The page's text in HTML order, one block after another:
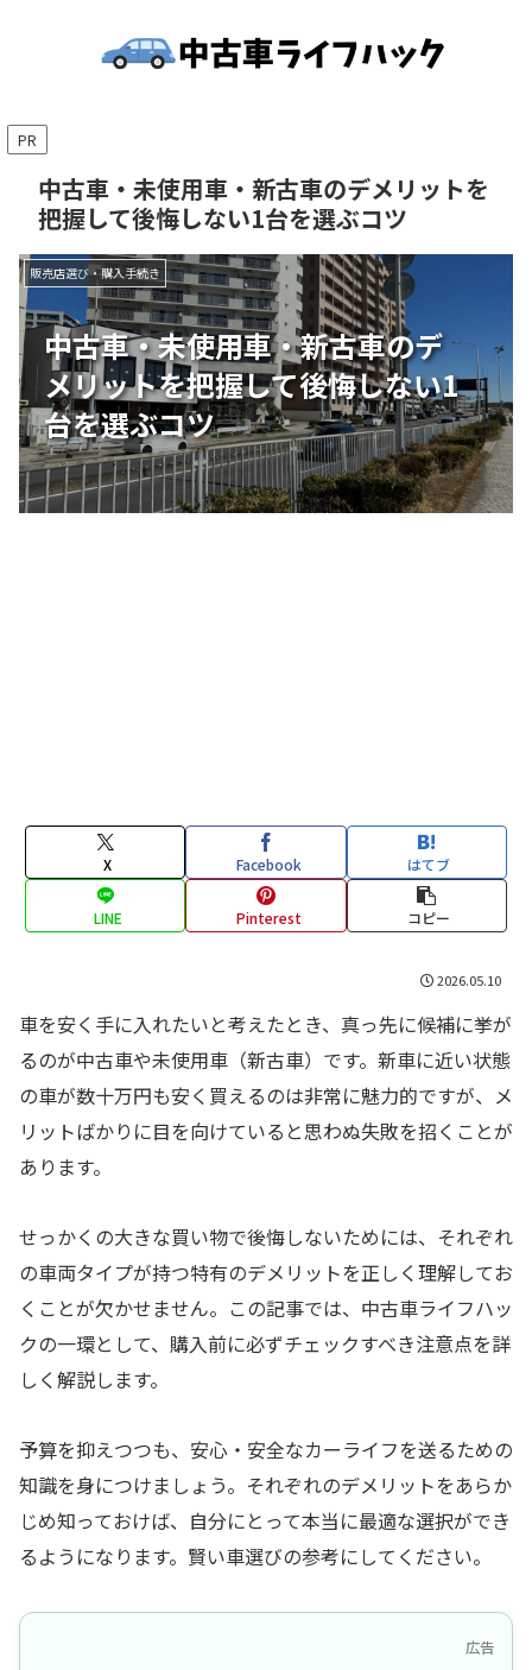
PR
中古車・未使用車・新古車のデメリットを
把握して後悔しない1台を選ぶコツ
中古車・未使用車・新古車のデ
メリットを把握して後悔しない1
台を選ぶコツ
販売店選び・購入手続き
X Facebook はてブ
LINE Pinterest コピー
2026.05.10
車を安く手に入れたいと考えたとき、真っ先に候補に挙が
るのが中古車や未使用車（新古車）です。新車に近い状態
の車が数十万円も安く買えるのは非常に魅力的ですが、メ
リットばかりに目を向けていると思わぬ失敗を招くことが
あります。
せっかくの大きな買い物で後悔しないためには、それぞれ
の車両タイプが持つ特有のデメリットを正しく理解してお
くことが欠かせません。この記事では、中古車ライフハッ
クの一環として、購入前に必ずチェックすべき注意点を詳
しく解説します。
予算を抑えつつも、安心・安全なカーライフを送るための
知識を身につけましょう。それぞれのデメリットをあらか
じめ知っておけば、自分にとって本当に最適な選択ができ
るようになります。賢い車選びの参考にしてください。
広告